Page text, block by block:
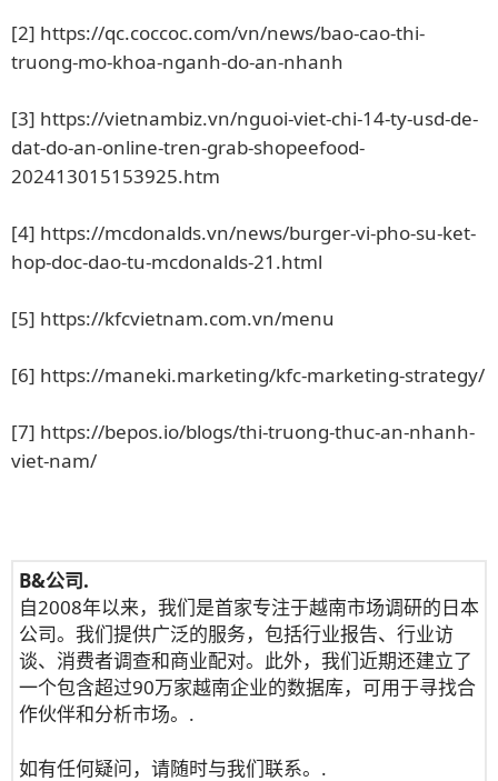
[2] https://qc.coccoc.com/vn/news/bao-cao-thi-
truong-mo-khoa-nganh-do-an-nhanh
[3] https://vietnambiz.vn/nguoi-viet-chi-14-ty-usd-de-
dat-do-an-online-tren-grab-shopeefood-
202413015153925.htm
[4] https://mcdonalds.vn/news/burger-vi-pho-su-ket-
hop-doc-dao-tu-mcdonalds-21.html
[5] https://kfcvietnam.com.vn/menu
[6] https://maneki.marketing/kfc-marketing-strategy/
[7] https://bepos.io/blogs/thi-truong-thuc-an-nhanh-
viet-nam/
B&公司.
自2008年以来，我们是首家专注于越南市场调研的日本
公司。我们提供广泛的服务，包括行业报告、行业访
谈、消费者调查和商业配对。此外，我们近期还建立了
一个包含超过90万家越南企业的数据库，可用于寻找合
作伙伴和分析市场。.
如有任何疑问，请随时与我们联系。.